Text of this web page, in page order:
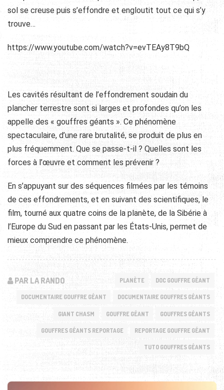
sol se creuse puis s’effondre et engloutit tout ce qui s’y
trouve…
https://www.youtube.com/watch?v=evTEAy8T9bQ
Les cavités résultant de l’effondrement soudain du
plancher terrestre sont si larges et profondes qu’on les
appelle des « gouffres géants ». Ce phénomène
spectaculaire, d’une rare brutalité, se produit de plus en
plus fréquemment. Que se passe-t-il ? Quelles sont les
forces à l’œuvre et comment les prévenir ?
En s’appuyant sur des séquences filmées par les témoins
de ces effondrements, et en suivant des scientifiques, le
film, tourné aux quatre coins de la planète, de la Sibérie à
l’Europe du Sud en passant par les États-Unis, permet de
mieux comprendre ce phénomène.
PAR LA RANDO PLANÈTE DOC GOUFFRE GÉANT
DOCUMENTAIRE GOUFFRE GÉANT DOCUMENTAIRE GOUFFRES GÉANTS
GIANT CHASM GOUFFRE GÉANT GOUFFRES GÉANTS
GOUFFRES GÉANTS REPORTAGE REPORTAGE GOUFFRE GÉANT
TUTO GOUFFRES GÉANTS